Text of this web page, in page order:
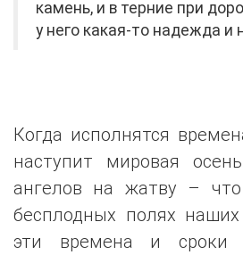
камень, и в терние при
у него какая-то надежда и
Когда исполнятся
наступит мировая
ангелов на жатву –
бесплодных полях
эти времена и сроки